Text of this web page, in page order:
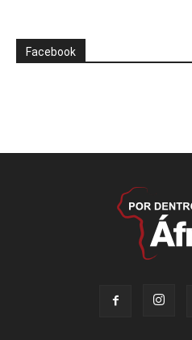
Facebook